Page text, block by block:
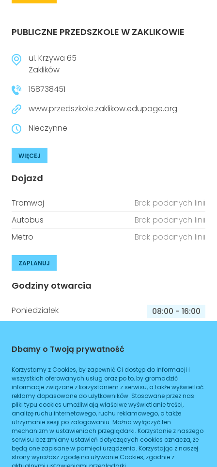
PUBLICZNE PRZEDSZKOLE W ZAKLIKOWIE
ul. Krzywa 65
Zaklików
158738451
www.przedszkole.zaklikow.edupage.org
Nieczynne
WIĘCEJ
Dojazd
Tramwaj
Brak podanych linii
Autobus
Brak podanych linii
Metro
Brak podanych linii
ZAPLANUJ
Godziny otwarcia
Poniedziałek 08:00 - 16:00
Środa
Czwartek
08:00 -16:00
Piątek
08:00-16:00
Sobota
08:00-16:00
Niedziela
08:00
Informacje o sprawach jakie załatwisz w
Dbamy o Twoją prywatność
Korzystamy z Cookies, by zapewnić Ci dostęp do informacji i
wszystkich oferowanych usług oraz po to, by gromadzić
informacje związane z korzystaniem z serwisu, a także wyświetlać
reklamy dopasowane do użytkowników. Stosowane przez nas
pliki typu cookies umożliwiają właściwe wyświetlanie treści,
analizę ruchu internetowego, ruchu reklamowego, a także
utrzymanie sesji po zalogowaniu. Można wyłączyć ten
mechanizm w ustawieniach przeglądarki. Korzystanie z naszego
serwisu bez zmiany ustawień dotyczących cookies oznacza, że
będą one zapisane w pamięci urządzenia. Korzystając z naszej
strony wyrażasz zgodę na używanie Cookies, zgodnie z